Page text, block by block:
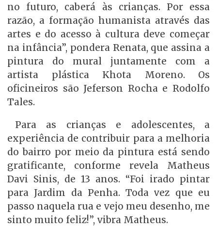
no futuro, caberá às crianças. Por essa
razão, a formação humanista através das
artes e do acesso à cultura deve começar
na infância”, pondera Renata, que assina a
pintura do mural juntamente com a
artista plástica Khota Moreno. Os
oficineiros são Jeferson Rocha e Rodolfo
Tales.
Para as crianças e adolescentes, a
experiência de contribuir para a melhoria
do bairro por meio da pintura está sendo
gratificante, conforme revela Matheus
Davi Sinis, de 13 anos. “Foi irado pintar
para Jardim da Penha. Toda vez que eu
passo naquela rua e vejo meu desenho, me
sinto muito feliz!”, vibra Matheus.